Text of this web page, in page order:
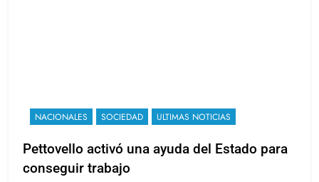
NACIONALES SOCIEDAD ULTIMAS NOTICIAS
Pettovello activó una ayuda del Estado para
conseguir trabajo